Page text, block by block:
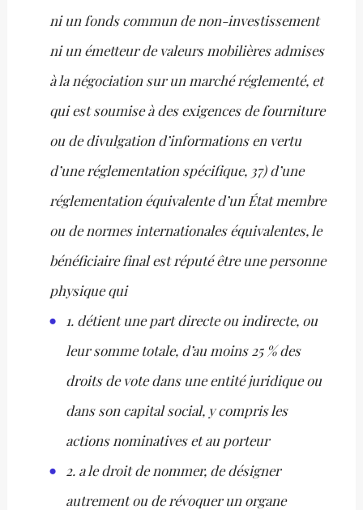
ni un fonds commun de non-investissement
ni un émetteur de valeurs mobilières admises
à la négociation sur un marché réglementé, et
qui est soumise à des exigences de fourniture
ou de divulgation d’informations en vertu
d’une réglementation spécifique, 37) d’une
réglementation équivalente d’un État membre
ou de normes internationales équivalentes, le
bénéficiaire final est réputé être une personne
physique qui
1. détient une part directe ou indirecte, ou
leur somme totale, d’au moins 25 % des
droits de vote dans une entité juridique ou
dans son capital social, y compris les
actions nominatives et au porteur
2. a le droit de nommer, de désigner
autrement ou de révoquer un organe